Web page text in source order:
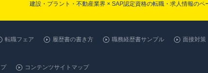
建設・プラント・不動産業界 × SAP認定資格の転職・求人情報のペ
転職フェア 履歴書の書き方 職務経歴書サンプル
面接対策
コンテンツサイトマップ